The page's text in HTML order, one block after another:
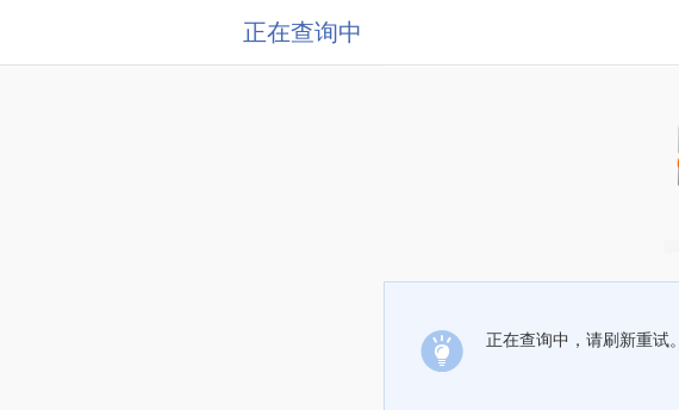
正在查询中
正在查询中，请刷新重试。